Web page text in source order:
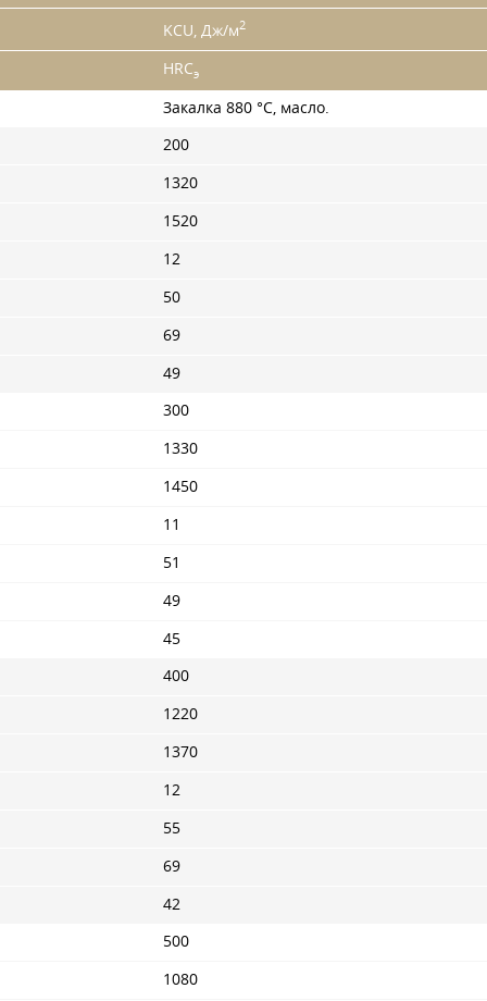
KCU, Дж/м2
HRCэ
Закалка 880 °C, масло.
200
1320
1520
12
50
69
49
300
1330
1450
11
51
49
45
400
1220
1370
12
55
69
42
500
1080